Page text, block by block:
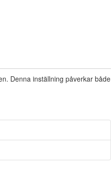
Denna inställning påverkar både